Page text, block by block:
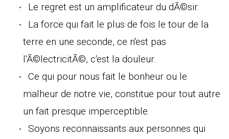
Le regret est un amplificateur du dÃ©sir.
La force qui fait le plus de fois le tour de la
terre en une seconde, ce n'est pas
l'Ã©lectricitÃ©, c'est la douleur.
Ce qui pour nous fait le bonheur ou le
malheur de notre vie, constitue pour tout autre
un fait presque imperceptible.
Soyons reconnaissants aux personnes qui